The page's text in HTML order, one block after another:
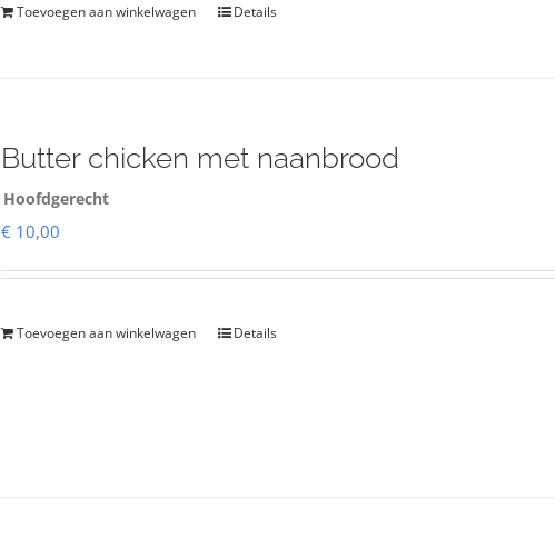
Toevoegen aan winkelwagen Details
Butter chicken met naanbrood
Hoofdgerecht
€ 10,00
Toevoegen aan winkelwagen Details